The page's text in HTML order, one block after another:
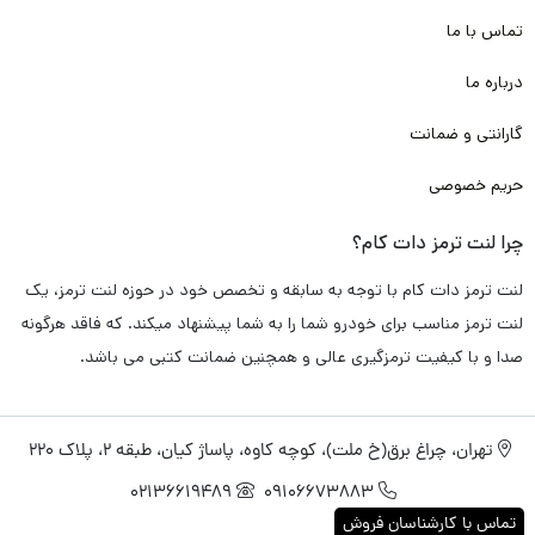
همچون کربن، فایبر، متال و با توجه به پخت کوره ای مناسب و انجام
آزمایش های فنی متعدد برای
داری
عملکرد ترمز گیری مناسب و سریع
گونه
آسیبی به دیسک چرخ خودرو شما وارد نکند . و شما را متحمل هزینه
های بیشتر نکند.
علاوه بر آن باتوجه استفاده از تکنولوژی نانو و تکنولوژی های روز دنیا
در ساخت این لنت ترمز، باعث شده مواقعی که راننده به صورت
متناوب از ترمز استفاده می کند.لنت داغ نکند . و کارایی و عملکرد آن
تماس با ما
درباره ما
گارانتی و ضمانت
حریم خصوصی
چرا لنت ترمز دات کام؟
لنت ترمز دات کام با توجه به سابقه و تخصص خود در حوزه لنت ترمز، یک
لنت ترمز مناسب برای خودرو شما را به شما پیشنهاد میکند. که فاقد هرگونه
صدا و با کیفیت ترمزگیری عالی و همچنین ضمانت کتبی می باشد.
تهران، چراغ برق(خ ملت)، کوچه کاوه، پاساژ کیان، طبقه 2، پلاک 220
09106673883
02136619489
تماس با کارشناسان فروش